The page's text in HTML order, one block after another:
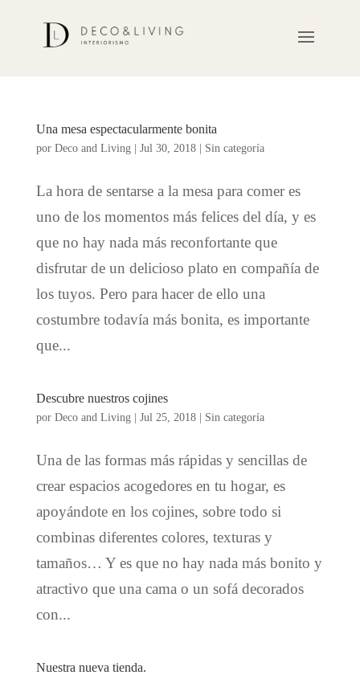
Una mesa espectacularmente bonita
por Deco and Living| Jul 30, 2018| Sin categoría
La hora de sentarse a la mesa para comer es
uno de los momentos más felices del día, y es
que no hay nada más reconfortante que
disfrutar de un delicioso plato en compañía de
los tuyos. Pero para hacer de ello una
costumbre todavía más bonita, es importante
que...
Descubre nuestros cojines
por Deco and Living| Jul 25, 2018| Sin categoría
Una de las formas más rápidas y sencillas de
crear espacios acogedores en tu hogar, es
apoyándote en los cojines, sobre todo si
combinas diferentes colores, texturas y
tamaños… Y es que no hay nada más bonito y
atractivo que una cama o un sofá decorados
con...
Nuestra nueva tienda.